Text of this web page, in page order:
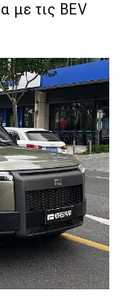
με τις BEV